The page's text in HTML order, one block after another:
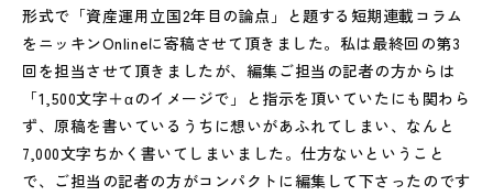
形式で「資産運用立国2年目の論点」と題する短期連載コラム
をニッキンOnlineに寄稿させて頂きました。私は最終回の第3
回を担当させて頂きましたが、編集ご担当の記者の方からは
「1,500文字＋αのイメージで」と指示を頂いていたにも関わら
ず、原稿を書いているうちに想いがあふれてしまい、なんと
7,000文字ちかく書いてしまいました。仕方ないということ
で、ご担当の記者の方がコンパクトに編集して下さったのです